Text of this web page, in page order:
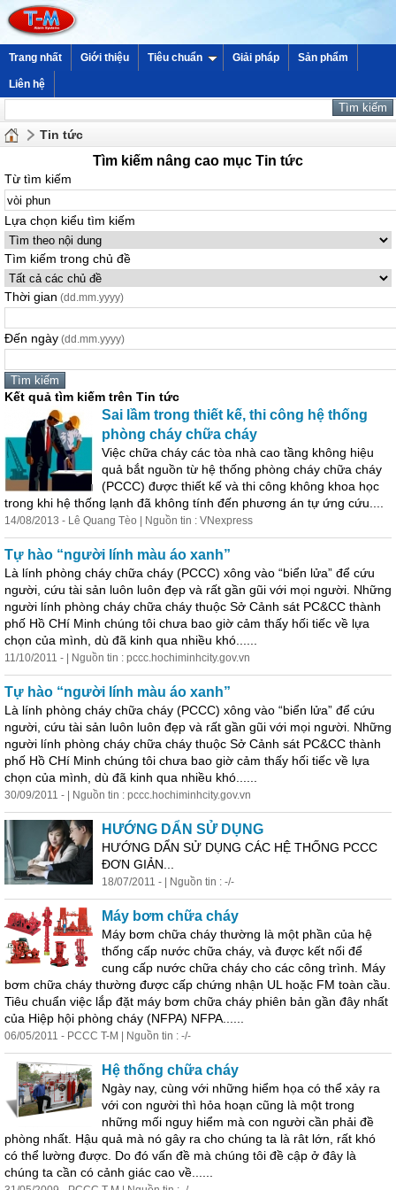
Trang nhất Giới thiệu Tiêu chuẩn Giải pháp Sản phẩm
Liên hệ
Tin tức
Tìm kiếm nâng cao mục Tin tức
Từ tìm kiếm
Lựa chọn kiểu tìm kiếm
Tìm kiếm trong chủ đề
Thời gian (dd.mm.yyyy)
Đến ngày (dd.mm.yyyy)
Kết quả tìm kiếm trên Tin tức
Sai lầm trong thiết kế, thi công hệ thống
phòng cháy chữa cháy
Việc chữa cháy các tòa nhà cao tầng không hiệu
quả bắt nguồn từ hệ thống phòng cháy chữa cháy
(PCCC) được thiết kế và thi công không khoa học
trong khi hệ thống lạnh đã không tính đến phương án tự ứng cứu....
14/08/2013 - Lê Quang Tèo | Nguồn tin : VNexpress
Tự hào “người lính màu áo xanh”
Là lính phòng cháy chữa cháy (PCCC) xông vào “biển lửa” để cứu
người, cứu tài sản luôn luôn đẹp và rất gần gũi với mọi người. Những
người lính phòng cháy chữa cháy thuộc Sở Cảnh sát PC&CC thành
phố Hồ CHí Minh chúng tôi chưa bao giờ cảm thấy hối tiếc về lựa
chọn của mình, dù đã kinh qua nhiều khó......
11/10/2011 - | Nguồn tin : pccc.hochiminhcity.gov.vn
Tự hào “người lính màu áo xanh”
Là lính phòng cháy chữa cháy (PCCC) xông vào “biển lửa” để cứu
người, cứu tài sản luôn luôn đẹp và rất gần gũi với mọi người. Những
người lính phòng cháy chữa cháy thuộc Sở Cảnh sát PC&CC thành
phố Hồ CHí Minh chúng tôi chưa bao giờ cảm thấy hối tiếc về lựa
chọn của mình, dù đã kinh qua nhiều khó......
30/09/2011 - | Nguồn tin : pccc.hochiminhcity.gov.vn
HƯỚNG DẨN SỬ DỤNG
HƯỚNG DẨN SỬ DỤNG CÁC HỆ THỐNG PCCC
ĐƠN GIẢN...
18/07/2011 - | Nguồn tin : -/-
Máy bơm chữa cháy
Máy bơm chữa cháy thường là một phần của hệ
thống cấp nước chữa cháy, và được kết nối để
cung cấp nước chữa cháy cho các công trình. Máy
bơm chữa cháy thường được cấp chứng nhận UL hoặc FM toàn cầu.
Tiêu chuẩn việc lắp đặt máy bơm chữa cháy phiên bản gần đây nhất
của Hiệp hội phòng cháy (NFPA) NFPA......
06/05/2011 - PCCC T-M | Nguồn tin : -/-
Hệ thống chữa cháy
Ngày nay, cùng với những hiểm họa có thể xảy ra
với con người thì hỏa hoạn cũng là một trong
những mối nguy hiểm mà con người cần phải đề
phòng nhất. Hậu quả mà nó gây ra cho chúng ta là rât lớn, rất khó
có thể lường được. Do đó vấn đề mà chúng tôi đề cập ở đây là
chúng ta cần có cảnh giác cao về......